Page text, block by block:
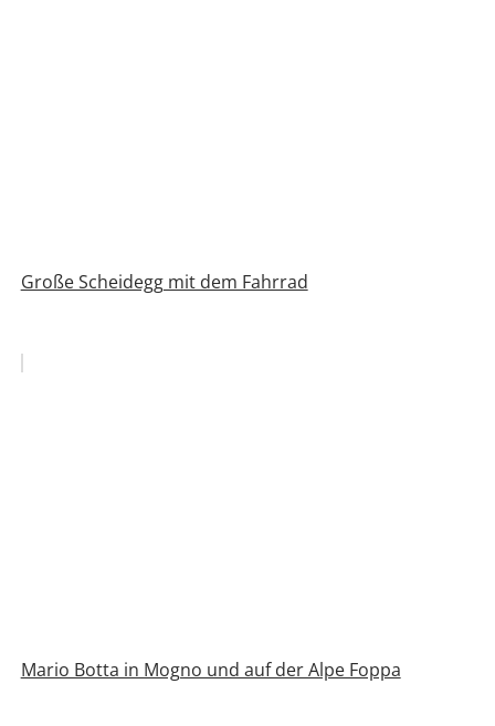
Große Scheidegg mit dem Fahrrad
Mario Botta in Mogno und auf der Alpe Foppa